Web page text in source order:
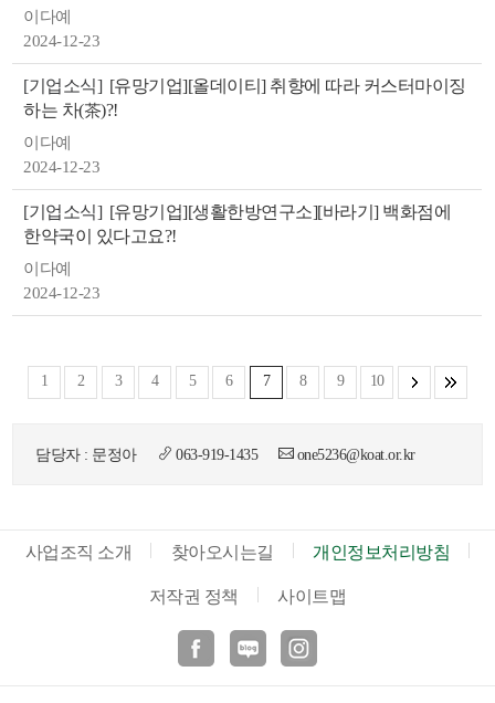
이다예
2024-12-23
[기업소식] [유망기업][올데이티] 취향에 따라 커스터마이징
하는 차(茶)?!
이다예
2024-12-23
[기업소식] [유망기업][생활한방연구소][바라기] 백화점에
한약국이 있다고요?!
이다예
2024-12-23
1 2 3 4 5 6 7 8 9 10
담당자 : 문정아 063-919-1435 one5236@koat.or.kr
사업조직 소개 찾아오시는길 개인정보처리방침
저작권 정책 사이트맵
인스타